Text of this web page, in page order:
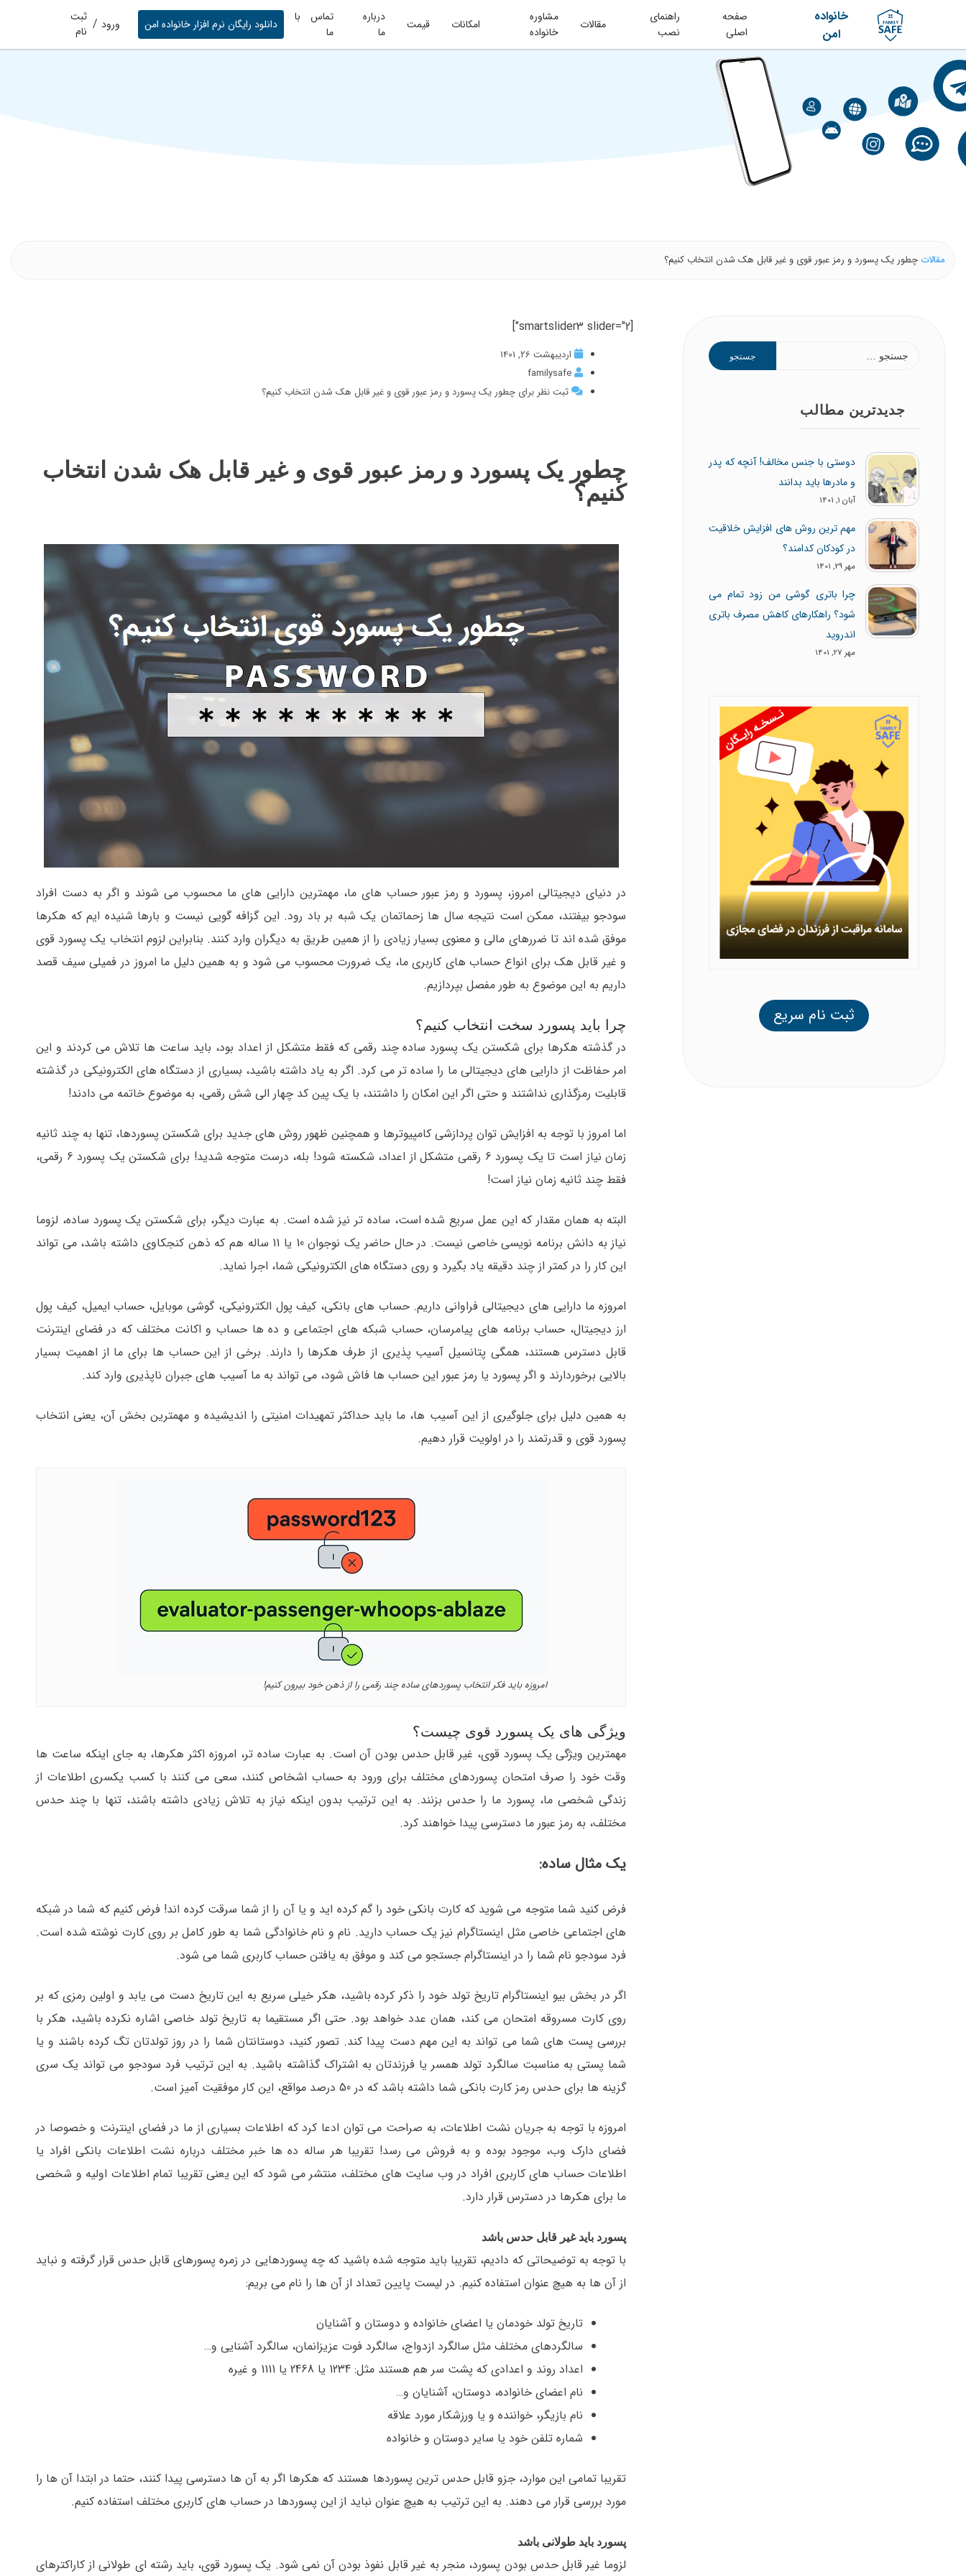
خانواده
امن
صفحه
اصلی
راهنمای
نصب
مقالات
مشاوره
خانواده
امکانات قیمت
درباره
ما
تماس با
ما
دانلود رایگان نرم افزار خانواده امن ورود / ثبت
نام
مقالات چطور یک پسورد و رمز عبور قوی و غیر قابل هک شدن انتخاب کنیم؟
[smartslider3 slider="2"]
اردیبهشت 26, 1401
familysafe
ثبت نظر برای چطور یک پسورد و رمز عبور قوی و غیر قابل هک شدن انتخاب کنیم؟
چطور یک پسورد و رمز عبور قوی و غیر قابل هک شدن انتخاب
کنیم؟
در دنیای دیجیتالی امروز، پسورد و رمز عبور حساب های ما، مهمترین دارایی های ما محسوب می شوند و اگر به دست افراد
سودجو بیفتند، ممکن است نتیجه سال ها زحماتمان یک شبه بر باد رود. این گزافه گویی نیست و بارها شنیده ایم که هکرها
موفق شده اند تا ضررهای مالی و معنوی بسیار زیادی را از همین طریق به دیگران وارد کنند. بنابراین لزوم انتخاب یک پسورد قوی
و غیر قابل هک برای انواع حساب های کاربری ما، یک ضرورت محسوب می شود و به همین دلیل ما امروز در فمیلی سیف قصد
داریم به این موضوع به طور مفصل بپردازیم.
چرا باید پسورد سخت انتخاب کنیم؟
در گذشته هکرها برای شکستن یک پسورد ساده چند رقمی که فقط متشکل از اعداد بود، باید ساعت ها تلاش می کردند و این
امر حفاظت از دارایی های دیجیتالی ما را ساده تر می کرد. اگر به یاد داشته باشید، بسیاری از دستگاه های الکترونیکی در گذشته
قابلیت رمزگذاری نداشتند و حتی اگر این امکان را داشتند، با یک پین کد چهار الی شش رقمی، به موضوع خاتمه می دادند!
اما امروز با توجه به افزایش توان پردازشی کامپیوترها و همچنین ظهور روش های جدید برای شکستن پسوردها، تنها به چند ثانیه
زمان نیاز است تا یک پسورد 6 رقمی متشکل از اعداد، شکسته شود! بله، درست متوجه شدید! برای شکستن یک پسورد 6 رقمی،
فقط چند ثانیه زمان نیاز است!
البته به همان مقدار که این عمل سریع شده است، ساده تر نیز شده است. به عبارت دیگر، برای شکستن یک پسورد ساده، لزوما
نیاز به دانش برنامه نویسی خاصی نیست. در حال حاضر یک نوجوان 10 یا 11 ساله هم که ذهن کنجکاوی داشته باشد، می تواند
این کار را در کمتر از چند دقیقه یاد بگیرد و روی دستگاه های الکترونیکی شما، اجرا نماید.
امروزه ما دارایی های دیجیتالی فراوانی داریم. حساب های بانکی، کیف پول الکترونیکی، گوشی موبایل، حساب ایمیل، کیف پول
ارز دیجیتال، حساب برنامه های پیامرسان، حساب شبکه های اجتماعی و ده ها حساب و اکانت مختلف که در فضای اینترنت
قابل دسترس هستند، همگی پتانسیل آسیب پذیری از طرف هکرها را دارند. برخی از این حساب ها برای ما از اهمیت بسیار
بالایی برخوردارند و اگر پسورد یا رمز عبور این حساب ها فاش شود، می تواند به ما آسیب های جبران ناپذیری وارد کند.
به همین دلیل برای جلوگیری از این آسیب ها، ما باید حداکثر تمهیدات امنیتی را اندیشیده و مهمترین بخش آن، یعنی انتخاب
پسورد قوی و قدرتمند را در اولویت قرار دهیم.
امروزه باید فکر انتخاب پسوردهای ساده چند رقمی را از ذهن خود بیرون کنیم!
ویژگی های یک پسورد قوی چیست؟
مهمترین ویژگی یک پسورد قوی، غیر قابل حدس بودن آن است. به عبارت ساده تر، امروزه اکثر هکرها، به جای اینکه ساعت ها
وقت خود را صرف امتحان پسوردهای مختلف برای ورود به حساب اشخاص کنند، سعی می کنند با کسب یکسری اطلاعات از
زندگی شخصی ما، پسورد ما را حدس بزنند. به این ترتیب بدون اینکه نیاز به تلاش زیادی داشته باشند، تنها با چند حدس
مختلف، به رمز عبور ما دسترسی پیدا خواهند کرد.
یک مثال ساده:
فرض کنید شما متوجه می شوید که کارت بانکی خود را گم کرده اید و یا آن را از شما سرقت کرده اند! فرض کنیم که شما در شبکه
های اجتماعی خاصی مثل اینستاگرام نیز یک حساب دارید. نام و نام خانوادگی شما به طور کامل بر روی کارت نوشته شده است.
فرد سودجو نام شما را در اینستاگرام جستجو می کند و موفق به یافتن حساب کاربری شما می شود.
اگر در بخش بیو اینستاگرام تاریخ تولد خود را ذکر کرده باشید، هکر خیلی سریع به این تاریخ دست می یابد و اولین رمزی که بر
روی کارت مسروقه امتحان می کند، همان عدد خواهد بود. حتی اگر مستقیما به تاریخ تولد خاصی اشاره نکرده باشید، هکر با
بررسی پست های شما می تواند به این مهم دست پیدا کند. تصور کنید، دوستانتان شما را در روز تولدتان تگ کرده باشند و یا
شما پستی به مناسبت سالگرد تولد همسر یا فرزندتان به اشتراک گذاشته باشید. به این ترتیب فرد سودجو می تواند یک سری
گزینه ها برای حدس رمز کارت بانکی شما داشته باشد که در 50 درصد مواقع، این کار موفقیت آمیز است.
امروزه با توجه به جریان نشت اطلاعات، به صراحت می توان ادعا کرد که اطلاعات بسیاری از ما در فضای اینترنت و خصوصا در
فضای دارک وب، موجود بوده و به فروش می رسد! تقریبا هر ساله ده ها خبر مختلف درباره نشت اطلاعات بانکی افراد یا
اطلاعات حساب های کاربری افراد در وب سایت های مختلف، منتشر می شود که این یعنی تقریبا تمام اطلاعات اولیه و شخصی
ما برای هکرها در دسترس قرار دارد.
پسورد باید غیر قابل حدس باشد
با توجه به توضیحاتی که دادیم، تقریبا باید متوجه شده باشید که چه پسوردهایی در زمره پسورهای قابل حدس قرار گرفته و نباید
از آن ها به هیچ عنوان استفاده کنیم. در لیست پایین تعداد از آن ها را نام می بریم:
تاریخ تولد خودمان یا اعضای خانواده و دوستان و آشنایان
سالگردهای مختلف مثل سالگرد ازدواج، سالگرد فوت عزیزانمان، سالگرد آشنایی و…
اعداد روند و اعدادی که پشت سر هم هستند مثل: 1234 یا 2468 یا 1111 و غیره
نام اعضای خانواده، دوستان، آشنایان و…
نام بازیگر، خواننده و یا ورزشکار مورد علاقه
شماره تلفن خود یا سایر دوستان و خانواده
تقریبا تمامی این موارد، جزو قابل حدس ترین پسوردها هستند که هکرها اگر به آن ها دسترسی پیدا کنند، حتما در ابتدا آن ها را
مورد بررسی قرار می دهند. به این ترتیب به هیچ عنوان نباید از این پسوردها در حساب های کاربری مختلف استفاده کنیم.
پسورد باید طولانی باشد
لزوما غیر قابل حدس بودن پسورد، منجر به غیر قابل نفوذ بودن آن نمی شود. یک پسورد قوی، باید رشته ای طولانی از کاراکترهای
جدیدترین مطالب
دوستی با جنس مخالف! آنچه که پدر
و مادرها باید بدانند
آبان 1, 1401
مهم ترین روش های افزایش خلاقیت
در کودکان کدامند؟
مهر 29, 1401
چرا باتری گوشی من زود تمام می
شود؟ راهکارهای کاهش مصرف باتری
اندروید
مهر 27, 1401
ثبت نام سریع